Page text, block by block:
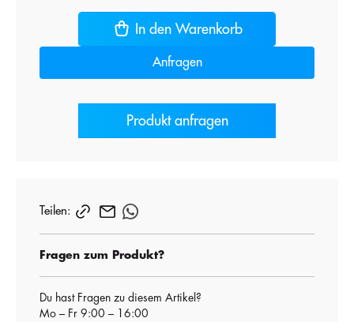
In den Warenkorb
Anfragen
Produkt anfragen
Teilen:
Fragen zum Produkt?
Du hast Fragen zu diesem Artikel?
Mo – Fr 9:00 – 16:00